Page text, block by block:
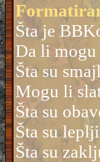
Šta je
Da li
Šta su
Mogu li
Šta su
Šta su
Šta su